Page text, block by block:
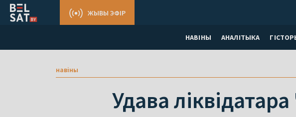
НАВІНЫ АНАЛІТЫКА
ЖЫВЫ ЭФІР
навіны
Удава